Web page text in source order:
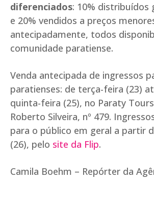
diferenciados: 10%
e 20% vendidos a preços
antecipadamente, todos
comunidade paratiense.
Venda antecipada de ingressos
paratienses: de terça-feira (23)
quinta-feira (25), no Paraty
Roberto Silveira, nº 479.
para o público em geral a partir
(26), pelo site da Flip.
Camila Boehm – Repórter da